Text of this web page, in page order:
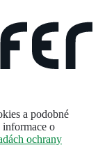
a podobné
informace o
ochrany